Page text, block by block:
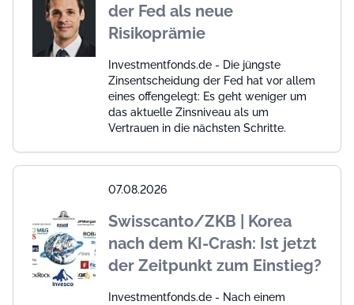
der Fed als neue
Risikoprämie
Investmentfonds.de - Die jüngste
Zinsentscheidung der Fed hat vor allem
eines offengelegt: Es geht weniger um
das aktuelle Zinsniveau als um
Vertrauen in die nächsten Schritte.
07.08.2026
Swisscanto/ZKB | Korea
nach dem KI-Crash: Ist jetzt
der Zeitpunkt zum Einstieg?
Investmentfonds.de - Nach einem